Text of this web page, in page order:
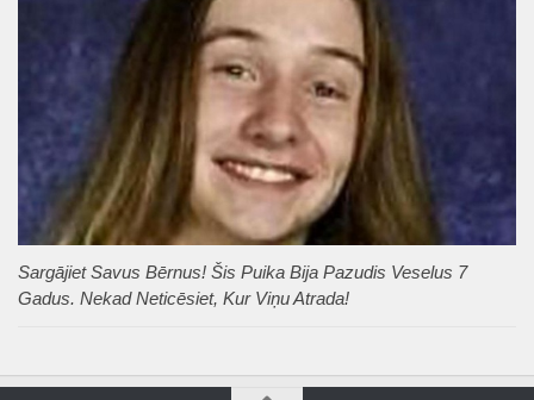
Sargājiet Savus Bērnus! Šis Puika Bija Pazudis Veselus 7
Gadus. Nekad Neticēsiet, Kur Viņu Atrada!